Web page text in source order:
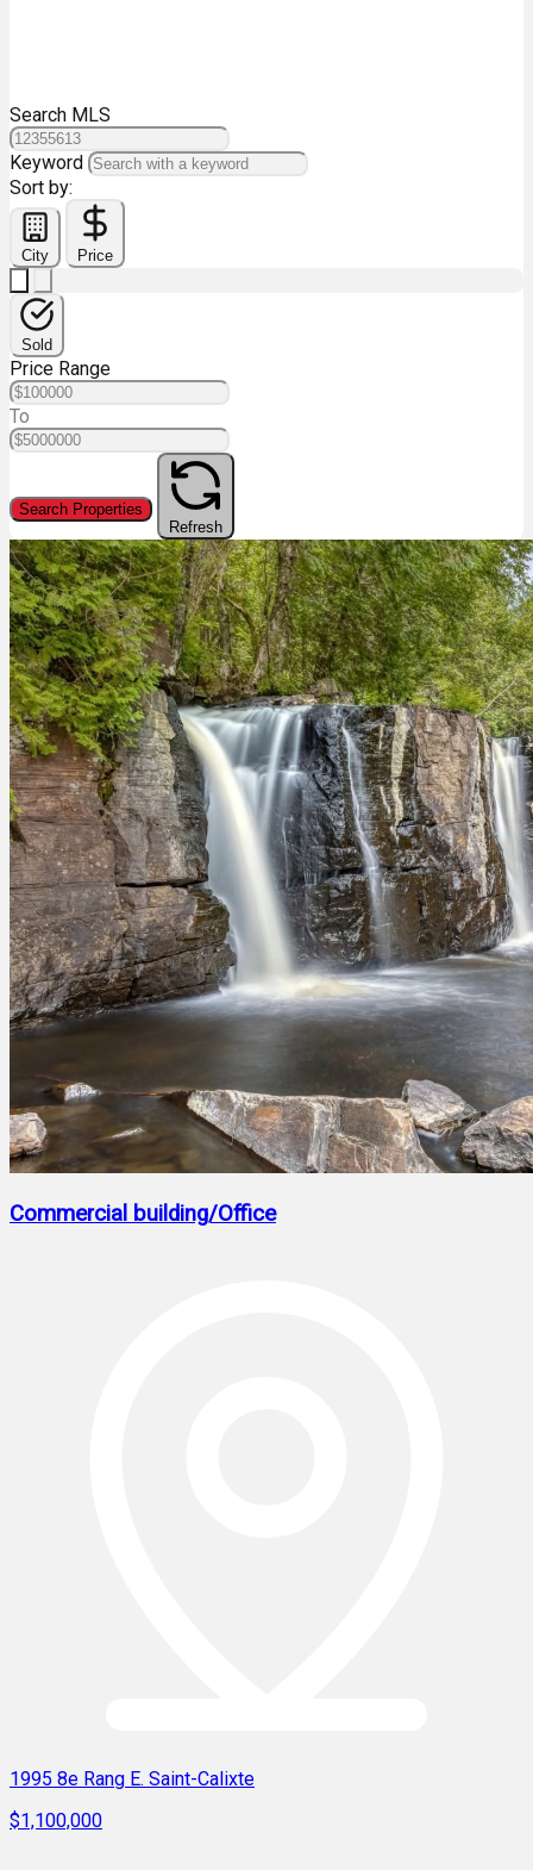
Search MLS
Keyword
Sort by:
City Price
Sold
Price Range
To
Search Properties
Refresh
Commercial building/Office
1995 8e Rang E. Saint-Calixte
$1,100,000